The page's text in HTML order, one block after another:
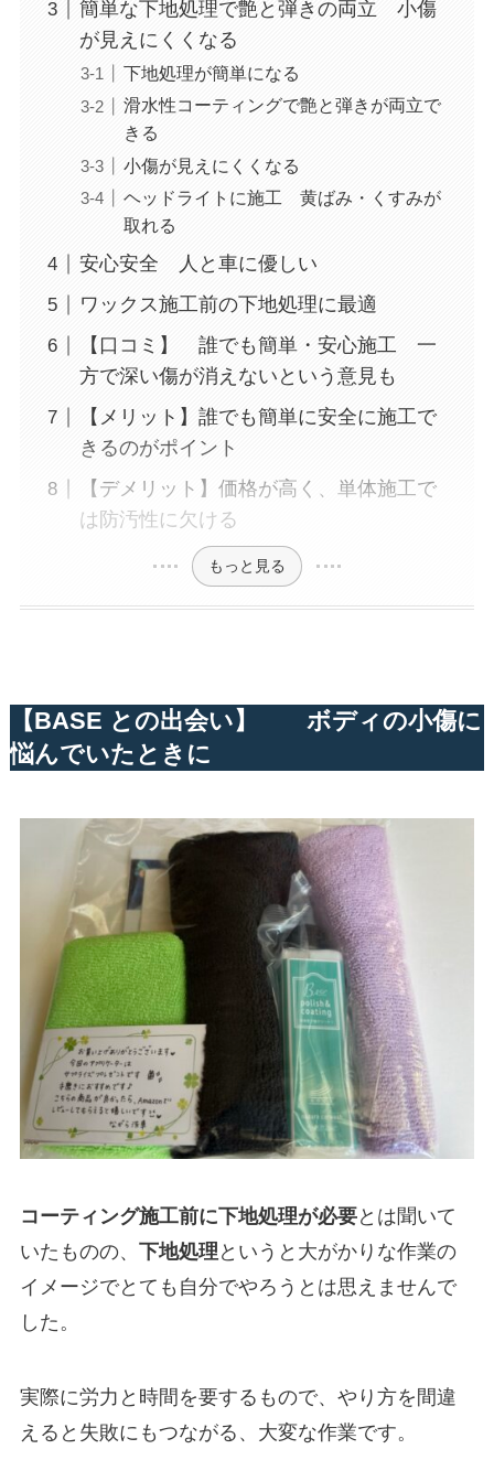
簡単な下地処理で艶と弾きの両立 小傷
が見えにくくなる
下地処理が簡単になる
滑水性コーティングで艶と弾きが両立で
きる
小傷が見えにくくなる
ヘッドライトに施工 黄ばみ・くすみが
取れる
安心安全 人と車に優しい
ワックス施工前の下地処理に最適
【口コミ】 誰でも簡単・安心施工 一
方で深い傷が消えないという意見も
【メリット】誰でも簡単に安全に施工で
きるのがポイント
【デメリット】価格が高く、単体施工で
は防汚性に欠ける
もっと見る
【BASE との出会い】 ボディの小傷に
悩んでいたときに
コーティング施工前に下地処理が必要とは聞いて
いたものの、 下地処理 というと大がかりな作業の
イメージでとても自分でやろうとは思えませんで
した。
実際に労力と時間を要するもので、やり方を間違
えると失敗にもつながる、大変な作業です。